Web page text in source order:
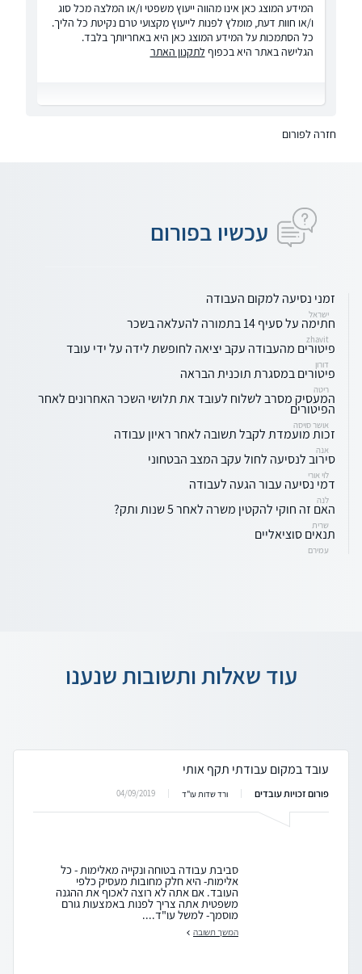
המידע המוצג כאן אינו מהווה ייעוץ משפטי ו/או המלצה מכל סוג
ו/או חוות דעת, מומלץ לפנות לייעוץ מקצועי טרם נקיטת כל הליך.
כל הסתמכות על המידע המוצג כאן היא באחריותך בלבד.
הגלישה באתר היא בכפוף לתקנון האתר
חזרה לפורום
עכשיו בפורום
זמני נסיעה למקום העבודה
ישראל
חתימה על סעיף 14 בתמורה להעלאה בשכר
zhavit
פיטורים מהעבודה עקב יציאה לחופשת לידה על ידי עובד
דורון
פיטורים במסגרת תוכנית הבראה
ריטה
המעסיק מסרב לשלוח לעובד את תלושי השכר האחרונים לאחר
הפיטורים
אושר סויסה
זכות מועמדת לקבל תשובה לאחר ראיון עבודה
אנה
סירוב לנסיעה לחול עקב המצב הבטחוני
לוי אורי
דמי נסיעה עבור הגעה לעבודה
לנה
האם זה חוקי להקטין משרה לאחר 5 שנות ותק?
שרית
תנאים סוציאליים
עמירם
עוד שאלות ותשובות שנענו
עובד במקום עבודתי תקף אותי
פורום זכויות עובדים ורד שדות עו"ד 04/09/2019
סביבת עבודה בטוחה ונקייה מאלימות - כל
אלימות- היא חלק מחובות מעסיק כלפי
העובד. אם אתה לא רוצה לאכוף את ההגנה
משפטית אתה צריך לפנות באמצעות גורם
מוסמך- למשל עו"ד....
המשך תשובה